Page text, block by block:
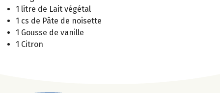
1 litre de Lait végétal
1 cs de Pâte de noisette
1 Gousse de vanille
1 Citron